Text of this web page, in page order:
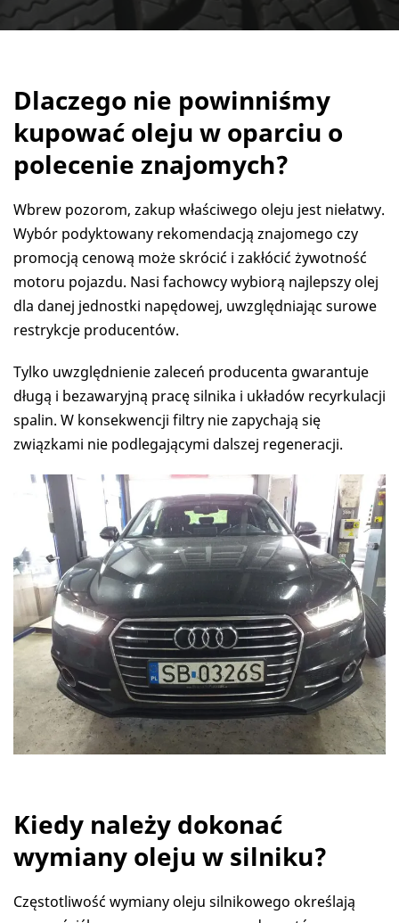
Dlaczego nie powinniśmy
kupować oleju w oparciu o
polecenie znajomych?
Wbrew pozorom, zakup właściwego oleju jest niełatwy.
Wybór podyktowany rekomendacją znajomego czy
promocją cenową może skrócić i zakłócić żywotność
motoru pojazdu. Nasi fachowcy wybiorą najlepszy olej
dla danej jednostki napędowej, uwzględniając surowe
restrykcje producentów.
Tylko uwzględnienie zaleceń producenta gwarantuje
długą i bezawaryjną pracę silnika i układów recyrkulacji
spalin. W konsekwencji filtry nie zapychają się
związkami nie podlegającymi dalszej regeneracji.
Kiedy należy dokonać
wymiany oleju w silniku?
Częstotliwość wymiany oleju silnikowego określają